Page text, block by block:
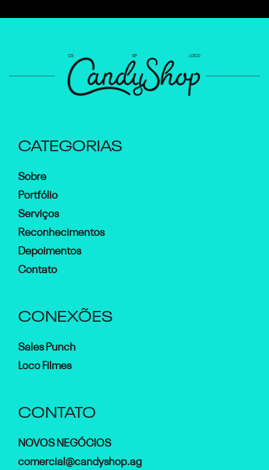
CATEGORIAS
Sobre
Portfólio
Serviços
Reconhecimentos
Depoimentos
Contato
CONEXÕES
Sales Punch
Loco Filmes
CONTATO
NOVOS NEGÓCIOS
comercial@candyshop.ag